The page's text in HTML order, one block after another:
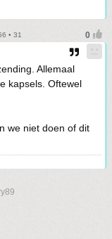
• 31
Allemaal
kapsels. Oftewel
we niet doen of dit